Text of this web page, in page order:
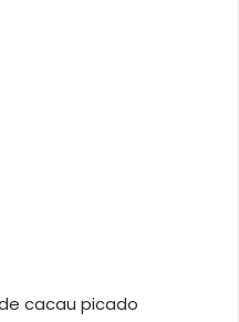
cacau picado